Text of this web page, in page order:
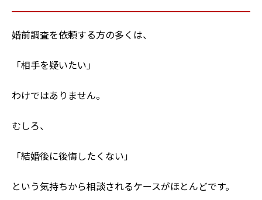
婚前調査を依頼する方の多くは、
「相手を疑いたい」
わけではありません。
むしろ、
「結婚後に後悔したくない」
という気持ちから相談されるケースがほとんどです。